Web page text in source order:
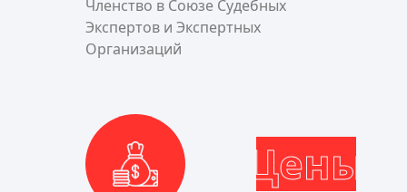
Членство в Союзе Судебных
Экспертов и Экспертных
Организаций
Цены